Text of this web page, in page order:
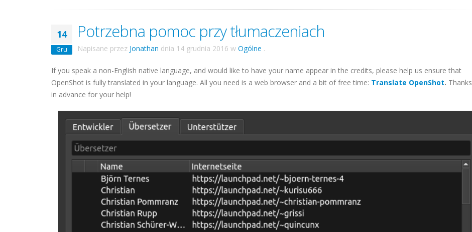
14
Gru
Potrzebna pomoc przy tłumaczeniach
Napisane przez Jonathan dnia 14 grudnia 2016 w Ogólne .
If you speak a non-English native language, and would like to have your name appear in the credits, please help us ensure that
OpenShot is fully translated in your language. All you need is a web browser and a bit of free time: Translate OpenShot. Thanks
in advance for your help!